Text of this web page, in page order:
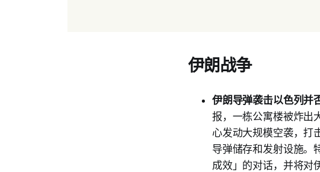
伊朗战争
伊朗导弹袭击以色列并
报，一栋公寓楼被炸出
心发动大规模空袭，打
导弹储存和发射设施。
成效」的对话，并将对